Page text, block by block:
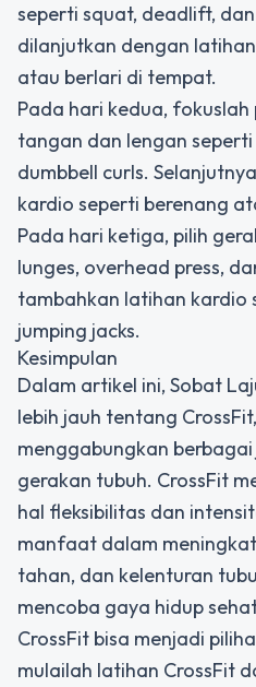
seperti squat, deadlift,
dilanjutkan dengan
atau berlari di tempat.
Pada hari kedua,
tangan dan lengan
dumbbell curls.
kardio seperti berenang
Pada hari ketiga, pilih
lunges, overhead press,
tambahkan latihan kardio
jumping jacks.
Kesimpulan
Dalam artikel ini, Sobat
lebih jauh tentang
menggabungkan
gerakan tubuh. CrossFit
hal fleksibilitas dan
manfaat dalam
tahan, dan kelenturan
mencoba gaya hidup
CrossFit bisa menjadi
mulailah latihan CrossFit